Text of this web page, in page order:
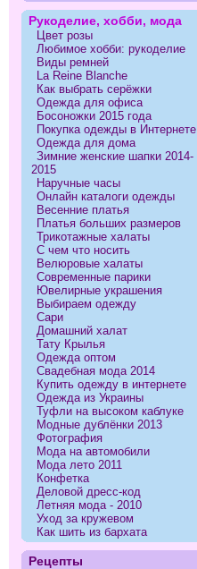
Рукоделие, хобби, мода
Цвет розы
Любимое хобби: рукоделие
Виды ремней
La Reine Blanche
Как выбрать серёжки
Одежда для офиса
Босоножки 2015 года
Покупка одежды в Интернете
Одежда для дома
Зимние женские шапки 2014-
2015
Наручные часы
Онлайн каталоги одежды
Весенние платья
Платья больших размеров
Трикотажные халаты
С чем что носить
Велюровые халаты
Современные парики
Ювелирные украшения
Выбираем одежду
Сари
Домашний халат
Тату Крылья
Одежда оптом
Свадебная мода 2014
Купить одежду в интернете
Одежда из Украины
Туфли на высоком каблуке
Модные дублёнки 2013
Фотография
Мода на автомобили
Мода лето 2011
Конфетка
Деловой дресс-код
Летняя мода - 2010
Уход за кружевом
Как шить из бархата
Рецепты